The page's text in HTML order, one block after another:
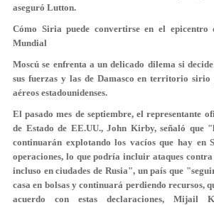
aseguró Lutton.
Cómo Siria puede convertirse en el
Mundial
Moscú se enfrenta a un delicado dilema si
sus fuerzas y las de Damasco en territorio
aéreos estadounidenses.
El pasado mes de septiembre, el representante
de Estado de EE.UU., John Kirby, señaló que
continuarán explotando los vacíos que hay en
operaciones, lo que podría incluir ataques contra
incluso en ciudades de Rusia", un país que
casa en bolsas y continuará perdiendo recursos,
acuerdo con estas declaraciones, Mijail